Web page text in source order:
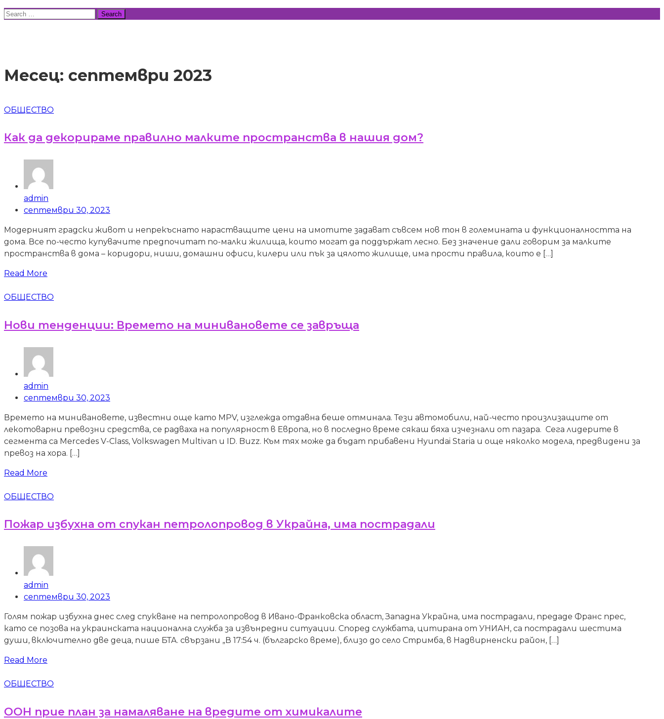
Skip
Search
Месец: септември 2023
ОБЩЕСТВО
Как да декорираме правилно малките пространства в нашия дом?
admin
септември 30, 2023
Модерният градски живот и непрекъснато нарастващите цени на имотите задават съвсем нов тон в големината и функционалността на
дома. Все по-често купувачите предпочитат по-малки жилища, които могат да поддържат лесно. Без значение дали говорим за малките
пространства в дома – коридори, ниши, домашни офиси, килери или пък за цялото жилище, има прости правила, които е […]
Read More
ОБЩЕСТВО
Нови тенденции: Времето на минивановете се завръща
admin
септември 30, 2023
Времето на минивановете, известни още като MPV, изглежда отдавна беше отминала. Тези автомобили, най-често произлизащите от
лекотоварни превозни средства, се радваха на популярност в Европа, но в последно време сякаш бяха изчезнали от пазара. Сега лидерите в
сегмента са Mercedes V-Class, Volkswagen Multivan и ID. Buzz. Към тях може да бъдат прибавени Hyundai Staria и още няколко модела, предвидени за
превоз на хора. […]
Read More
ОБЩЕСТВО
Пожар избухна от спукан петролопровод в Украйна, има пострадали
admin
септември 30, 2023
Голям пожар избухна днес след спукване на петролопровод в Ивано-Франковска област, Западна Украйна, има пострадали, предаде Франс прес,
като се позова на украинската национална служба за извънредни ситуации. Според службата, цитирана от УНИАН, са пострадали шестима
души, включително две деца, пише БТА. свързани „В 17:54 ч. (българско време), близо до село Стримба, в Надвирненски район, […]
Read More
ОБЩЕСТВО
ООН прие план за намаляване на вредите от химикалите